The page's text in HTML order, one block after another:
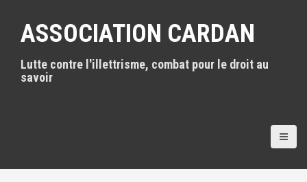
ASSOCIATION CARDAN
Lutte contre l'illettrisme, combat pour le droit au
savoir